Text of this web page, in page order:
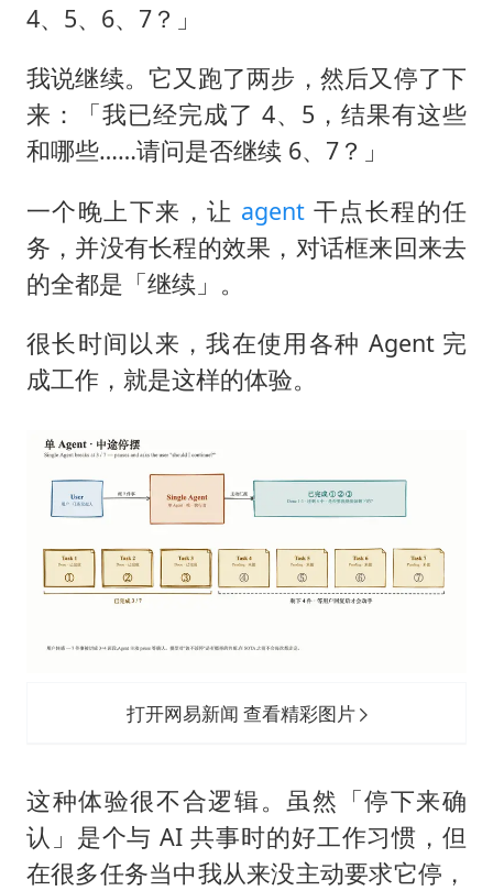
4、5、6、7？」
我说继续。它又跑了两步，然后又停了下
来：「我已经完成了 4、5，结果有这些
和哪些……请问是否继续 6、7？」
一个晚上下来，让 agent 干点长程的任
务，并没有长程的效果，对话框来回来去
的全都是「继续」。
很长时间以来，我在使用各种 Agent 完
成工作，就是这样的体验。
打开网易新闻 查看精彩图片
这种体验很不合逻辑。虽然「停下来确
认」是个与 AI 共事时的好工作习惯，但
在很多任务当中我从来没主动要求它停，